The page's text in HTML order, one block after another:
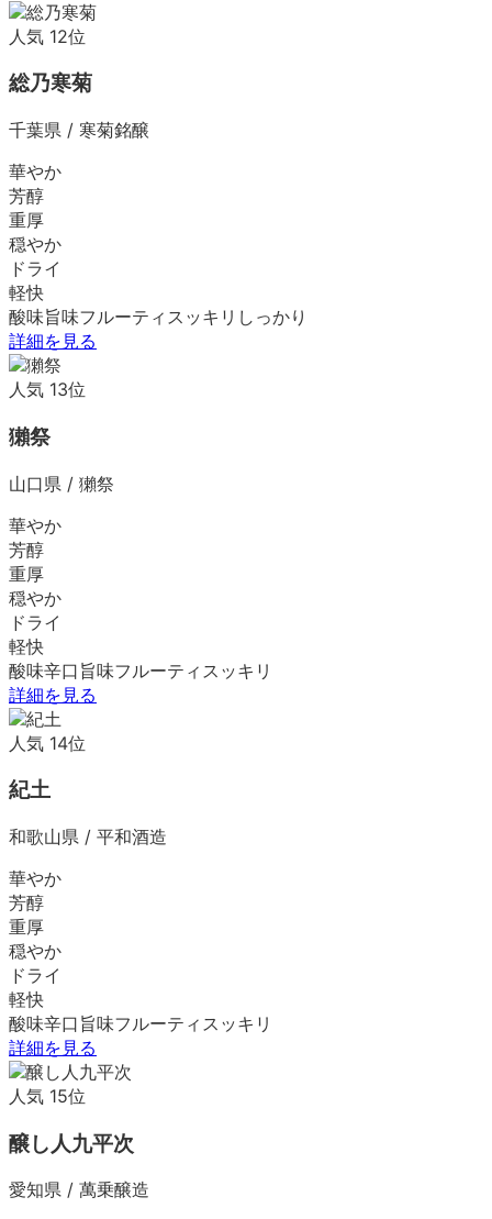
人気 12位
総乃寒菊
千葉県 / 寒菊銘醸
華やか
芳醇
重厚
穏やか
ドライ
軽快
酸味旨味フルーティ スッキリ しっかり
詳細を見る
人気 13位
獺祭
山口県 / 獺祭
華やか
芳醇
重厚
穏やか
ドライ
軽快
酸味辛口 旨味フルーティ スッキリ
詳細を見る
人気 14位
紀土
和歌山県 / 平和酒造
華やか
芳醇
重厚
穏やか
ドライ
軽快
酸味辛口 旨味フルーティ スッキリ
詳細を見る
人気 15位
醸し人九平次
愛知県 / 萬乗醸造